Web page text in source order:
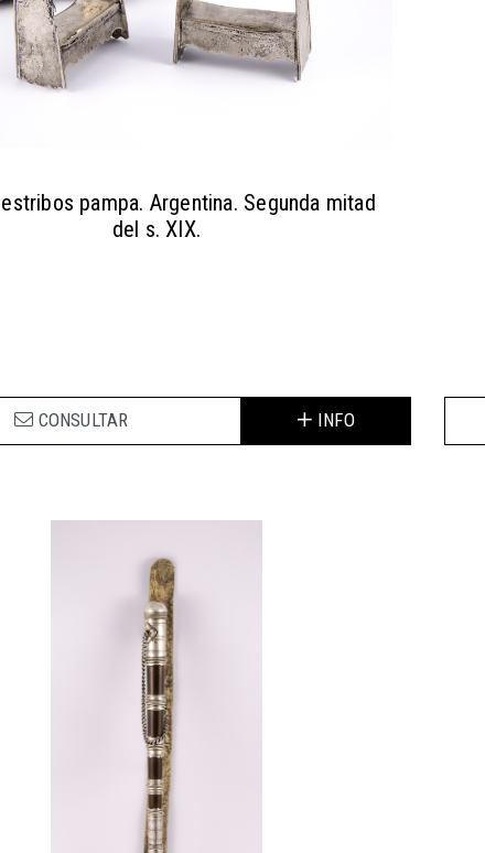
pampa. Argentina. Segunda mitad
del s. XIX.
CONSULTAR INFO